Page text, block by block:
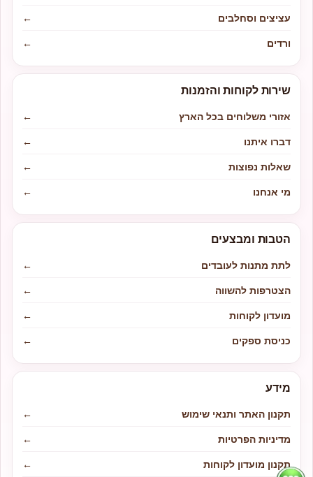
עציצים וסחלבים
←
ורדים
←
שירות לקוחות והזמנות
אזורי משלוחים בכל הארץ
←
דברו איתנו
←
שאלות נפוצות
←
מי אנחנו
←
הטבות ומבצעים
לתת מתנות לעובדים
←
הצטרפות להשווה
←
מועדון לקוחות
←
כניסת ספקים
←
מידע
תקנון האתר ותנאי שימוש
←
מדיניות הפרטיות
←
תקנון מועדון לקוחות
←